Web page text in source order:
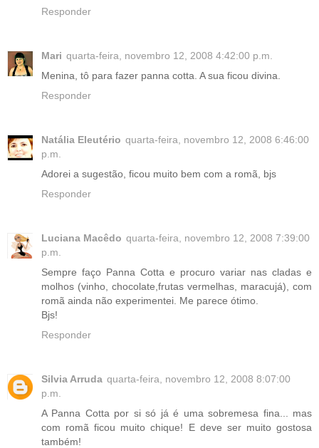
Responder
Mari quarta-feira, novembro 12, 2008 4:42:00 p.m.
Menina, tô para fazer panna cotta. A sua ficou divina.
Responder
Natália Eleutério quarta-feira, novembro 12, 2008 6:46:00
p.m.
Adorei a sugestão, ficou muito bem com a romã, bjs
Responder
Luciana Macêdo quarta-feira, novembro 12, 2008 7:39:00
p.m.
Sempre faço Panna Cotta e procuro variar nas cladas e
molhos (vinho, chocolate,frutas vermelhas, maracujá), com
romã ainda não experimentei. Me parece ótimo.
Bjs!
Responder
Silvia Arruda quarta-feira, novembro 12, 2008 8:07:00
p.m.
A Panna Cotta por si só já é uma sobremesa fina... mas
com romã ficou muito chique! E deve ser muito gostosa
também!